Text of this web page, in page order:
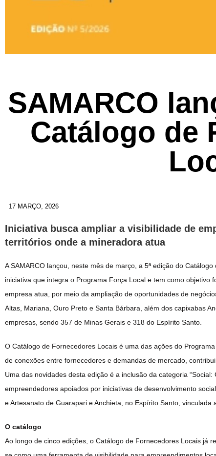
SAMARCO
Catálogo de
17 MARÇO, 2026
Iniciativa busca ampliar a visibilidade de
territórios onde a mineradora atua
A SAMARCO lançou, neste mês de março, a 5ª edição do
iniciativa que integra o Programa Força Local e tem como
empresa atua, por meio da ampliação de oportunidades de
Altas, Mariana, Ouro Preto e Santa Bárbara, além dos capixabas
empresas, sendo 357 de Minas Gerais e 318 do Espírito Santo.
O Catálogo de Fornecedores Locais é uma das ações do
de conexões entre fornecedores e demandas de mercado,
Uma das novidades desta edição é a inclusão da categoria
empreendedores apoiados por iniciativas de desenvolvimento
e Artesanato de Guarapari e Anchieta, no Espírito Santo, vinculada
O catálogo
Ao longo de cinco edições, o Catálogo de Fornecedores Locais já